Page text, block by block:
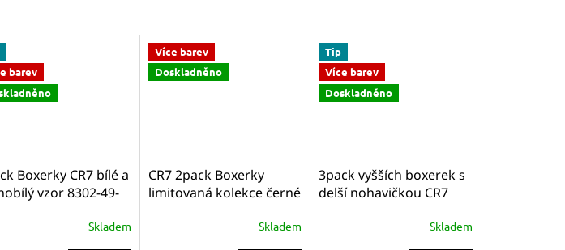
barev
Boxerky CR7 bílé a
vzor 8302-49-
Skladem
Více barev
Doskladněno
CR7 2pack Boxerky
limitovaná kolekce černé
Skladem
Tip
Více barev
Doskladněno
3pack vyšších boxerek s
delší nohavičkou CR7
gumou 8100-49-645Skladem